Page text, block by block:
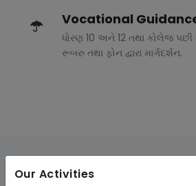
Our Activities
Vocational
ધોરણ 10 અને 12 તથા કોલેજ પછી
રૂબરુ તથા ફોન દ્વારા માર્ગદર્શન.